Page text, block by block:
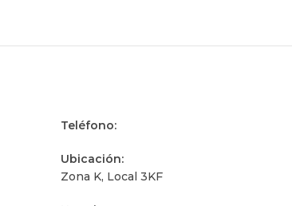
Teléfono:
Ubicación:
Zona K, Local 3KF